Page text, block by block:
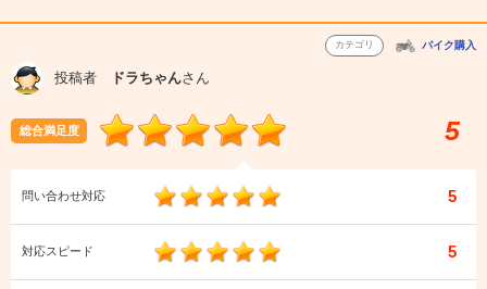
カテゴリ バイク購入
投稿者 ドラちゃんさん
総合満足度 5
問い合わせ対応 5
対応スピード 5